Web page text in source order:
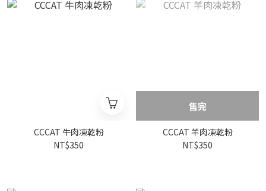
CCCAT 牛肉凍乾粉
NT$350
售完
CCCAT 羊肉凍乾粉
NT$350